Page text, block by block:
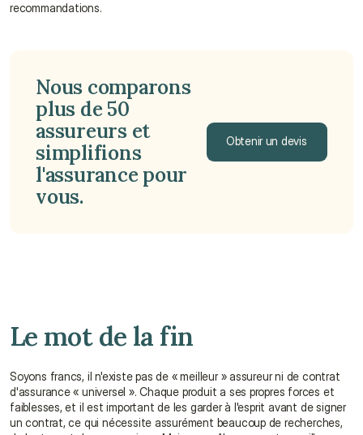
recommandations.
Nous comparons
plus de 50
assureurs et
simplifions
l'assurance pour
vous.
Obtenir un devis
Le mot de la fin
Soyons francs, il n'existe pas de « meilleur » assureur ni de contrat
d'assurance « universel ». Chaque produit a ses propres forces et
faiblesses, et il est important de les garder à l'esprit avant de signer
un contrat, ce qui nécessite assurément beaucoup de recherches,